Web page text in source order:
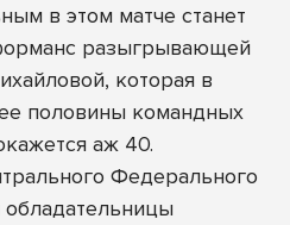
в этом матче станет
разыгрывающей
которая в
половины командных
аж 40.
Федерального